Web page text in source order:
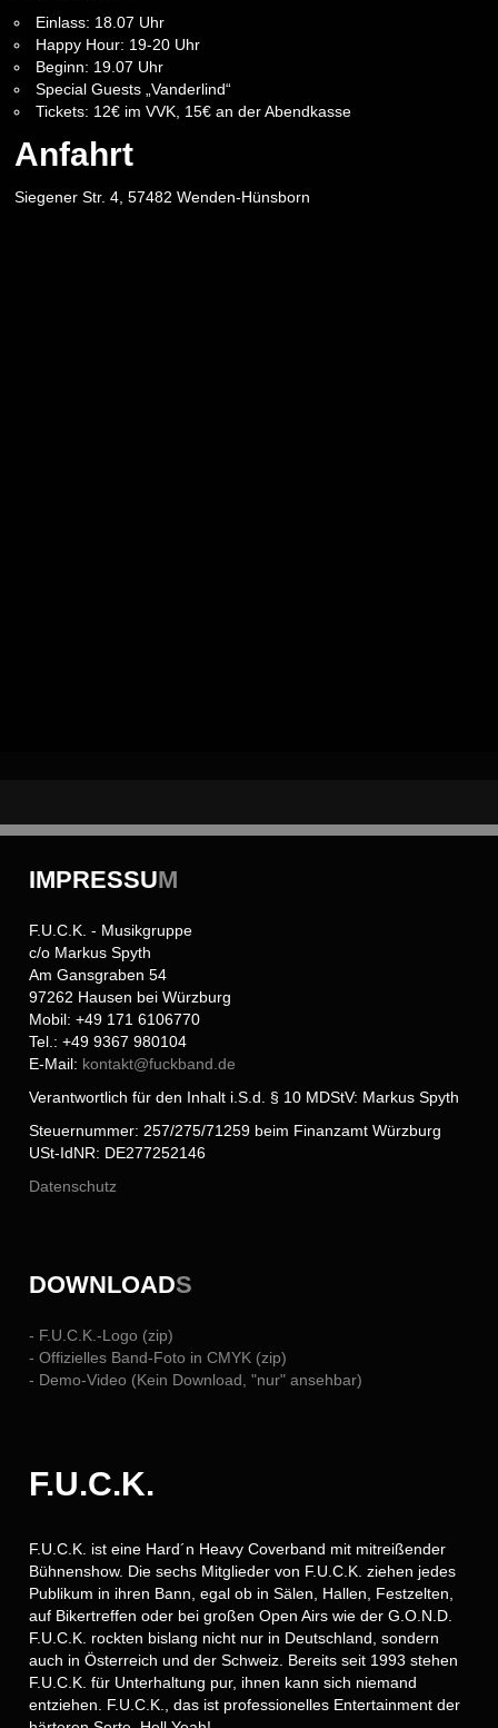
Einlass: 18.07 Uhr
Happy Hour: 19-20 Uhr
Beginn: 19.07 Uhr
Special Guests „Vanderlind“
Tickets: 12€ im VVK, 15€ an der Abendkasse
Anfahrt
Siegener Str. 4, 57482 Wenden-Hünsborn
IMPRESSUM
F.U.C.K. - Musikgruppe
c/o Markus Spyth
Am Gansgraben 54
97262 Hausen bei Würzburg
Mobil: +49 171 6106770
Tel.: +49 9367 980104
E-Mail: kontakt@fuckband.de
Verantwortlich für den Inhalt i.S.d. § 10 MDStV: Markus Spyth
Steuernummer: 257/275/71259 beim Finanzamt Würzburg
USt-IdNR: DE277252146
Datenschutz
DOWNLOADS
- F.U.C.K.-Logo (zip)
- Offizielles Band-Foto in CMYK (zip)
- Demo-Video (Kein Download, "nur" ansehbar)
F.U.C.K.
F.U.C.K. ist eine Hard´n Heavy Coverband mit mitreißender
Bühnenshow. Die sechs Mitglieder von F.U.C.K. ziehen jedes
Publikum in ihren Bann, egal ob in Sälen, Hallen, Festzelten,
auf Bikertreffen oder bei großen Open Airs wie der G.O.N.D.
F.U.C.K. rockten bislang nicht nur in Deutschland, sondern
auch in Österreich und der Schweiz. Bereits seit 1993 stehen
F.U.C.K. für Unterhaltung pur, ihnen kann sich niemand
entziehen. F.U.C.K., das ist professionelles Entertainment der